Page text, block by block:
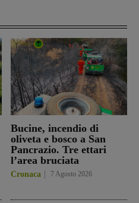
Bucine, incendio di
oliveta e bosco a San
Pancrazio. Tre ettari
l’area bruciata
Cronaca 7 Agosto 2026